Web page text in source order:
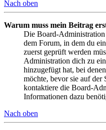
Nach oben
Warum muss mein Beitrag
Die Board-Administration
dem Forum, in dem du
zuerst geprüft werden
Administration dich zu
hinzugefügt hat, bei
möchte, bevor sie auf der
kontaktiere die Board-
Informationen dazu
Nach oben